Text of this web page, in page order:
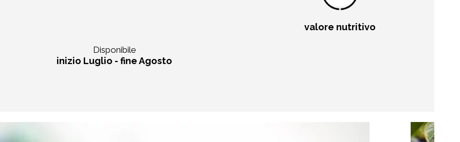
Disponibile
inizio Luglio - fine Agosto
valore nutritivo